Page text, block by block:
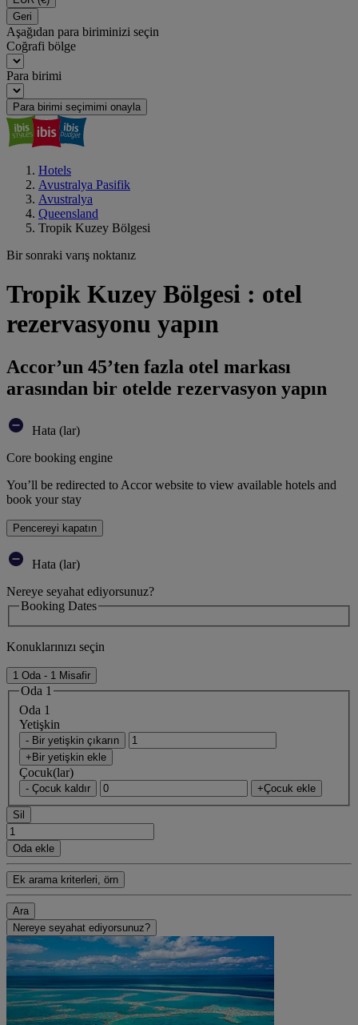
Geri
Aşağıdan para biriminizi seçin
Coğrafi bölge
Para birimi
Para birimi seçimimi onayla
Hotels
Avustralya Pasifik
Avustralya
Queensland
Tropik Kuzey Bölgesi
Bir sonraki varış noktanız
Tropik Kuzey Bölgesi : otel
rezervasyonu yapın
Accor’un 45’ten fazla otel markası
arasından bir otelde rezervasyon yapın
Hata (lar)
Core booking engine
You’ll be redirected to Accor website to view available hotels and
book your stay
Pencereyi kapatın
Hata (lar)
Nereye seyahat ediyorsunuz?
Booking Dates
Konuklarınızı seçin
1 Oda - 1 Misafir
Oda 1
Oda 1
Yetişkin
- Bir yetişkin çıkarın
+Bir yetişkin ekle
Çocuk(lar)
- Çocuk kaldır +Çocuk ekle
Sil
Oda ekle
Ek arama kriterleri, örn
Ara
Nereye seyahat ediyorsunuz?